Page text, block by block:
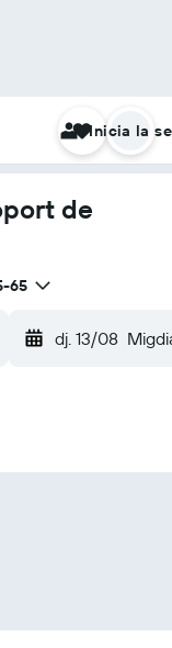
Inicia la
de
65
dj. 13/08